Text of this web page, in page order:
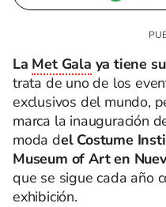
La Met Gala ya tiene
trata de uno de los
exclusivos del mundo,
marca la inauguración
moda del Costume
Museum of Art en
que se sigue cada año
exhibición.